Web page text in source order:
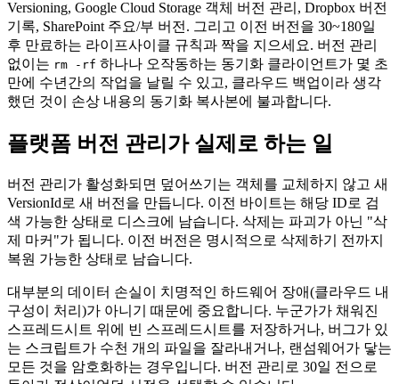
Versioning, Google Cloud Storage 객체 버전 관리, Dropbox 버전
기록, SharePoint 주요/부 버전. 그리고 이전 버전을 30~180일
후 만료하는 라이프사이클 규칙과 짝을 지으세요. 버전 관리
없이는 rm -rf 하나나 오작동하는 동기화 클라이언트가 몇 초
만에 수년간의 작업을 날릴 수 있고, 클라우드 백업이라 생각
했던 것이 손상 내용의 동기화 복사본에 불과합니다.
플랫폼 버전 관리가 실제로 하는 일
버전 관리가 활성화되면 덮어쓰기는 객체를 교체하지 않고 새
VersionId로 새 버전을 만듭니다. 이전 바이트는 해당 ID로 검
색 가능한 상태로 디스크에 남습니다. 삭제는 파괴가 아닌 "삭
제 마커"가 됩니다. 이전 버전은 명시적으로 삭제하기 전까지
복원 가능한 상태로 남습니다.
대부분의 데이터 손실이 치명적인 하드웨어 장애(클라우드 내
구성이 처리)가 아니기 때문에 중요합니다. 누군가가 채워진
스프레드시트 위에 빈 스프레드시트를 저장하거나, 버그가 있
는 스크립트가 수천 개의 파일을 잘라내거나, 랜섬웨어가 닿는
모든 것을 암호화하는 경우입니다. 버전 관리로 30일 전으로